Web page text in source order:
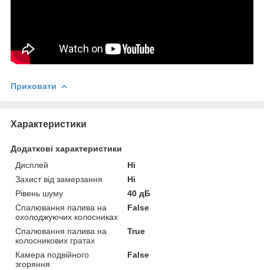
Приховати
Характеристики
Додаткові характеристики
Дисплей
Ні
Захист від замерзання
Ні
Рівень шуму
40 дБ
Спалювання палива на
охолоджуючих колосниках
False
Спалювання палива на
колосникових гратах
True
Камера подвійного
згоряння
False